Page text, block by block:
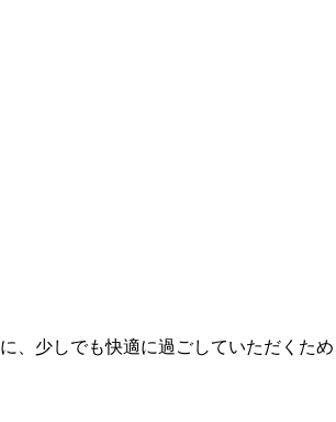
少しでも快適に過ごしていただくた